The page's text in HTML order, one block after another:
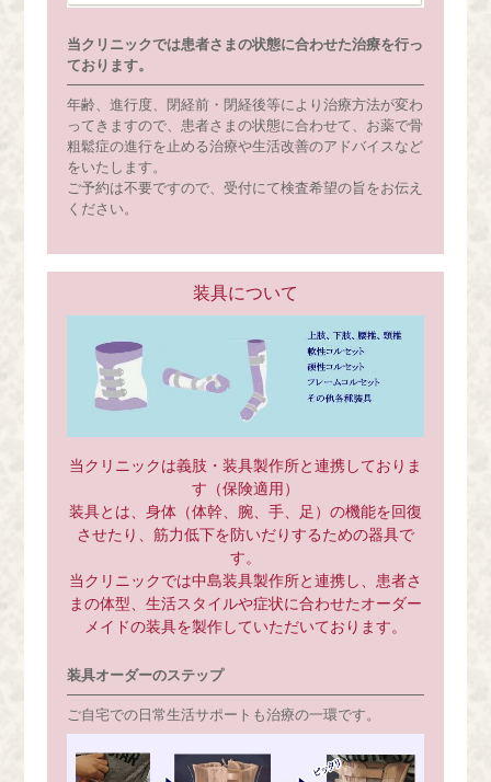
当クリニックでは患者さまの状態に合わせた治療を行っ
ております。
年齢、進行度、閉経前・閉経後等により治療方法が変わ
ってきますので、患者さまの状態に合わせて、お薬で骨
粗鬆症の進行を止める治療や生活改善のアドバイスなど
をいたします。
ご予約は不要ですので、受付にて検査希望の旨をお伝え
ください。
装具について
当クリニックは義肢・装具製作所と連携しておりま
す（保険適用）
装具とは、身体（体幹、腕、手、足）の機能を回復
させたり、筋力低下を防いだりするための器具で
す。
当クリニックでは中島装具製作所と連携し、患者さ
まの体型、生活スタイルや症状に合わせたオーダー
メイドの装具を製作していただいております。
装具オーダーのステップ
ご自宅での日常生活サポートも治療の一環です。